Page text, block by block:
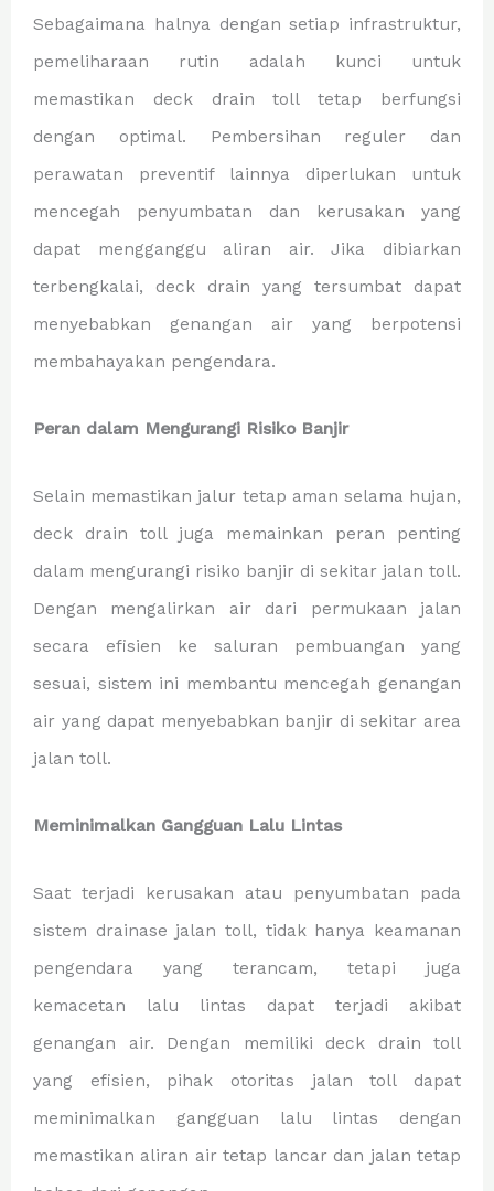
Sebagaimana halnya dengan setiap infrastruktur,
pemeliharaan rutin adalah kunci untuk
memastikan deck drain toll tetap berfungsi
dengan optimal. Pembersihan reguler dan
perawatan preventif lainnya diperlukan untuk
mencegah penyumbatan dan kerusakan yang
dapat mengganggu aliran air. Jika dibiarkan
terbengkalai, deck drain yang tersumbat dapat
menyebabkan genangan air yang berpotensi
membahayakan pengendara.
Peran dalam Mengurangi Risiko Banjir
Selain memastikan jalur tetap aman selama hujan,
deck drain toll juga memainkan peran penting
dalam mengurangi risiko banjir di sekitar jalan toll.
Dengan mengalirkan air dari permukaan jalan
secara efisien ke saluran pembuangan yang
sesuai, sistem ini membantu mencegah genangan
air yang dapat menyebabkan banjir di sekitar area
jalan toll.
Meminimalkan Gangguan Lalu Lintas
Saat terjadi kerusakan atau penyumbatan pada
sistem drainase jalan toll, tidak hanya keamanan
pengendara yang terancam, tetapi juga
kemacetan lalu lintas dapat terjadi akibat
genangan air. Dengan memiliki deck drain toll
yang efisien, pihak otoritas jalan toll dapat
meminimalkan gangguan lalu lintas dengan
memastikan aliran air tetap lancar dan jalan tetap